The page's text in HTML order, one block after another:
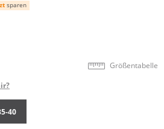
sparen
Größentabelle
40